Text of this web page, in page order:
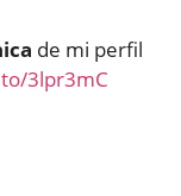
de mi perfil
3lpr3mC